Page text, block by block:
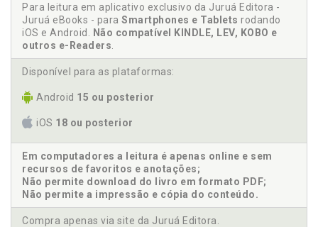
Para leitura em aplicativo exclusivo da Juruá Editora -
Juruá eBooks - para Smartphones e Tablets rodando
iOS e Android.
Não compatível KINDLE, LEV, KOBO e
outros e-Readers
Disponível para as plataformas:
Android 15 ou posterior
iOS 18 ou posterior
Em computadores a leitura é apenas online e sem
recursos de favoritos e anotações;
Não permite download do livro em formato PDF;
Não permite a impressão e cópia do conteúdo.
Compra apenas via site da Juruá Editora.